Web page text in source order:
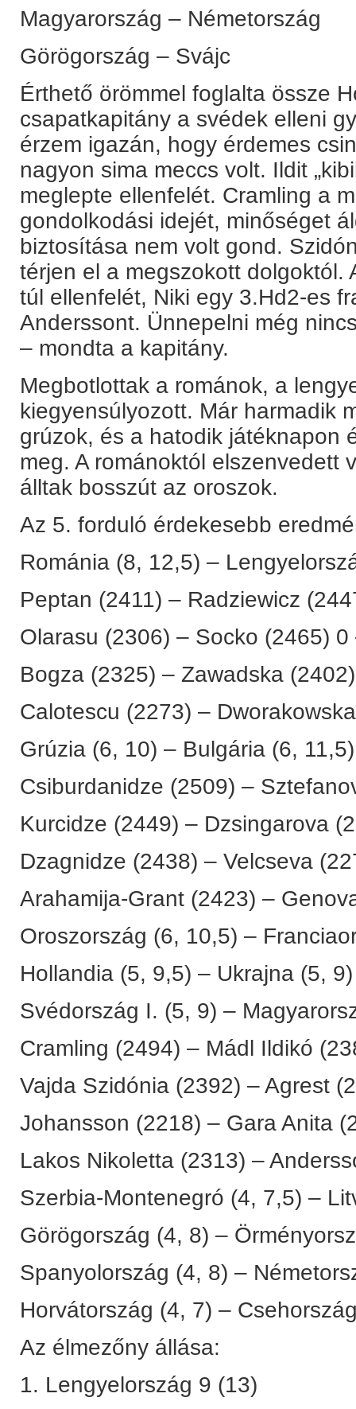
Magyarország – Németország
Görögország – Svájc
Érthető örömmel foglalta össze
csapatkapitány a svédek elleni
érzem igazán, hogy érdemes
nagyon sima meccs volt. Ildit
meglepte ellenfelét. Cramling a
gondolkodási idejét, minőséget
biztosítása nem volt gond.
térjen el a megszokott dolgoktól.
túl ellenfelét, Niki egy 3.Hd2-es
Anderssont. Ünnepelni még
– mondta a kapitány.
Megbotlottak a románok, a
kiegyensúlyozott. Már harmadik
grúzok, és a hatodik játéknapon
meg. A románoktól elszenvedett
álltak bosszút az oroszok.
Az 5. forduló érdekesebb
Románia (8, 12,5) –
Peptan (2411) – Radziewicz
Olarasu (2306) – Socko (2465) 0
Bogza (2325) – Zawadska
Calotescu (2273) –
Grúzia (6, 10) – Bulgária (6,
Csiburdanidze (2509) –
Kurcidze (2449) – Dzsingarova
Dzagnidze (2438) – Velcseva
Arahamija-Grant (2423) –
Oroszország (6, 10,5) –
Hollandia (5, 9,5) – Ukrajna (5,
Svédország I. (5, 9) –
Cramling (2494) – Mádl Ildikó
Vajda Szidónia (2392) – Agrest
Johansson (2218) – Gara Anita
Lakos Nikoletta (2313) –
Szerbia-Montenegró (4, 7,5) –
Görögország (4, 8) –
Spanyolország (4, 8) –
Horvátország (4, 7) –
Az élmezőny állása:
1. Lengyelország 9 (13)